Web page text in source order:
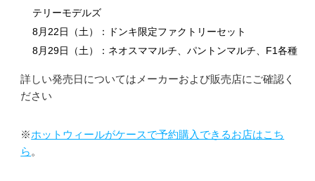
テリーモデルズ
8月22日（土）：ドンキ限定ファクトリーセット
8月29日（土）：ネオスママルチ、パントンマルチ、F1各種
詳しい発売日についてはメーカーおよび販売店にご確認く
ださい
※ホットウィールがケースで予約購入できるお店はこち
ら 。